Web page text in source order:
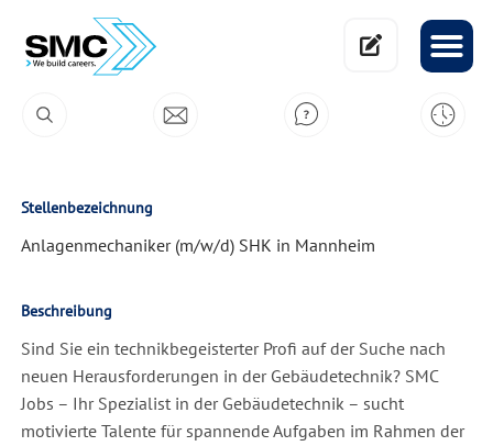
Stellenbezeichnung
Anlagenmechaniker (m/w/d) SHK in Mannheim
Beschreibung
Sind Sie ein technikbegeisterter Profi auf der Suche nach
neuen Herausforderungen in der Gebäudetechnik? SMC
Jobs – Ihr Spezialist in der Gebäudetechnik – sucht
motivierte Talente für spannende Aufgaben im Rahmen der